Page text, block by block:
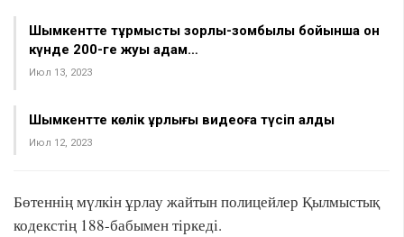
Шымкентте тұрмыстық зорлық-зомбылық бойынша он
күнде 200-ге жуық адам…
Июл 13, 2023
Шымкентте көлік ұрлығы видеоға түсіп қалды
Июл 12, 2023
Бөтеннің мүлкін ұрлау жайтын полицейлер Қылмыстық
кодекстің 188-бабымен тіркеді.